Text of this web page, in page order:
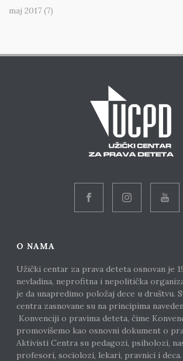
maj 2017 (7)
O NAMA
Užički centar za prava deteta osnovan je
nevladina, neprofitna i nepolitička
je da unapredimo položaj dece u društvu.
centra zasnovane su na principima
Konvenciji o pravima deteta, čime
promovišemo kao osnovni dokument o
Aktivisti Centra su pedagozi, psiholozi,
profesori, sociolozi, lekari, pravnici i deca.